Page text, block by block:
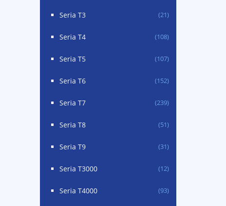
Seria T3 (21)
Seria T4 (108)
Seria T5 (107)
Seria T6 (152)
Seria T7 (239)
Seria T8 (51)
Seria T9 (31)
Seria T3000 (12)
Seria T4000 (93)